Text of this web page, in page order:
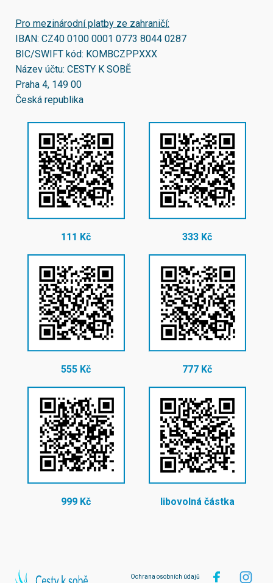
Pro mezinárodní platby ze zahraničí:
IBAN: CZ40 0100 0001 0773 8044 0287
BIC/SWIFT kód: KOMBCZPPXXX
Název účtu: CESTY K SOBĚ
Praha 4, 149 00
Česká republika
111 Kč 333 Kč
555 Kč 777 Kč
999 Kč libovolná částka
Ochrana osobních údajů